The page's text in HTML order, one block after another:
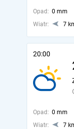
Opad: 0 mm
Wiatr:
7
20:00
Opad: 0 mm
Wiatr:
7